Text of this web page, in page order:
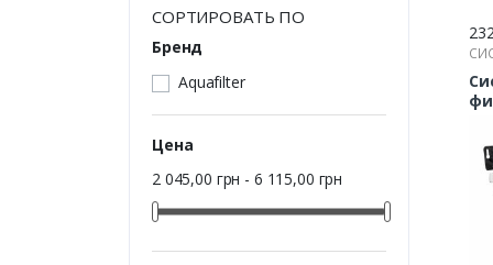
СОРТИРОВАТЬ ПО
Бренд
Aquafilter
Цена
2 045,00 грн - 6 115,00 грн